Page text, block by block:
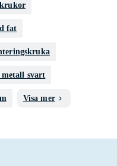
fat
svart
Visa mer